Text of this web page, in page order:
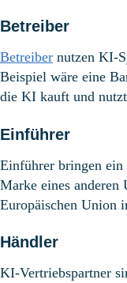
Betreiber
Betreiber nutzen KI-
Beispiel wäre eine
die KI kauft und
Einführer
Einführer bringen ein
Marke eines anderen
Europäischen Union
Händler
KI-Vertriebspartner